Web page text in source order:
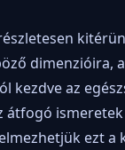
dimenzióira,
kezdve az
átfogó
ezt a